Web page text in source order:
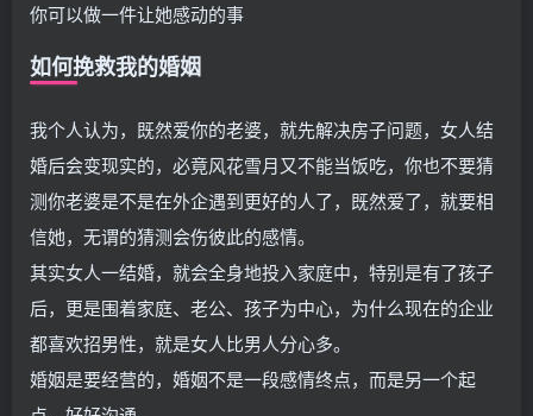
你可以做一件让她感动的事
如何挽救我的婚姻
我个人认为，既然爱你的老婆，就先解决房子问题，女人结
婚后会变现实的，必竟风花雪月又不能当饭吃，你也不要猜
测你老婆是不是在外企遇到更好的人了，既然爱了，就要相
信她，无谓的猜测会伤彼此的感情。
其实女人一结婚，就会全身地投入家庭中，特别是有了孩子
后，更是围着家庭、老公、孩子为中心，为什么现在的企业
都喜欢招男性，就是女人比男人分心多。
婚姻是要经营的，婚姻不是一段感情终点，而是另一个起